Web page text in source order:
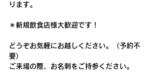
ります。
＊新規飲食店様大歓迎です！
どうぞお気軽にお越しください。（予約不
要）
​ご来場の際、お名刺をご持参ください。